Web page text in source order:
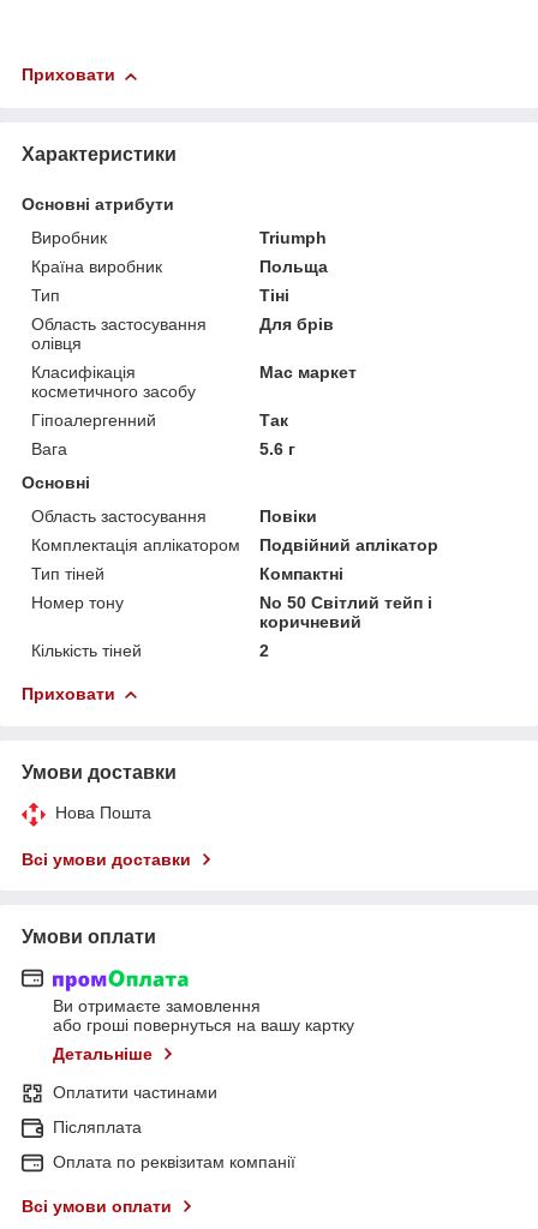
Приховати
Характеристики
Основні атрибути
Виробник
Triumph
Країна виробник
Польща
Тип
Тіні
Область застосування
олівця
Для брів
Класифікація
косметичного засобу
Мас маркет
Гіпоалергенний
Так
Вага
5.6 г
Основні
Область застосування
Повіки
Комплектація аплікатором
Подвійний аплікатор
Тип тіней
Компактні
Номер тону
No 50 Світлий тейп і
коричневий
Кількість тіней
2
Приховати
Умови доставки
Нова Пошта
Всі умови доставки
Умови оплати
Ви отримаєте замовлення
або гроші повернуться на вашу картку
Детальніше
Оплатити частинами
Післяплата
Оплата по реквізитам компанії
Всі умови оплати